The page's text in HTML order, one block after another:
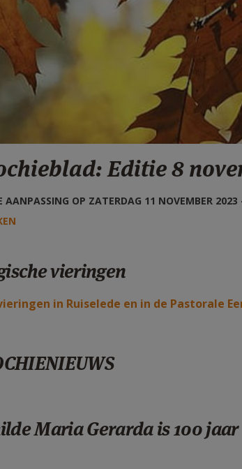
Editie 8
AANPASSING OP ZATERDAG 11 NOVEMBER 2023
vieringen
in Ruiselede en in de Pastorale
Maria Gerarda is 100 jaar